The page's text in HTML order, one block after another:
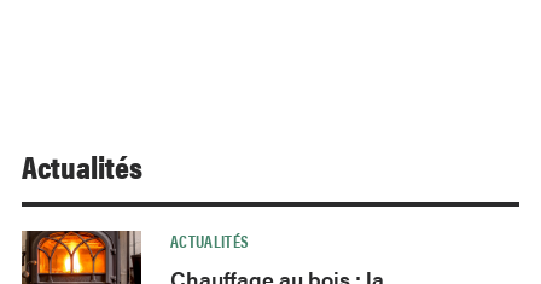
Actualités
ACTUALITÉS